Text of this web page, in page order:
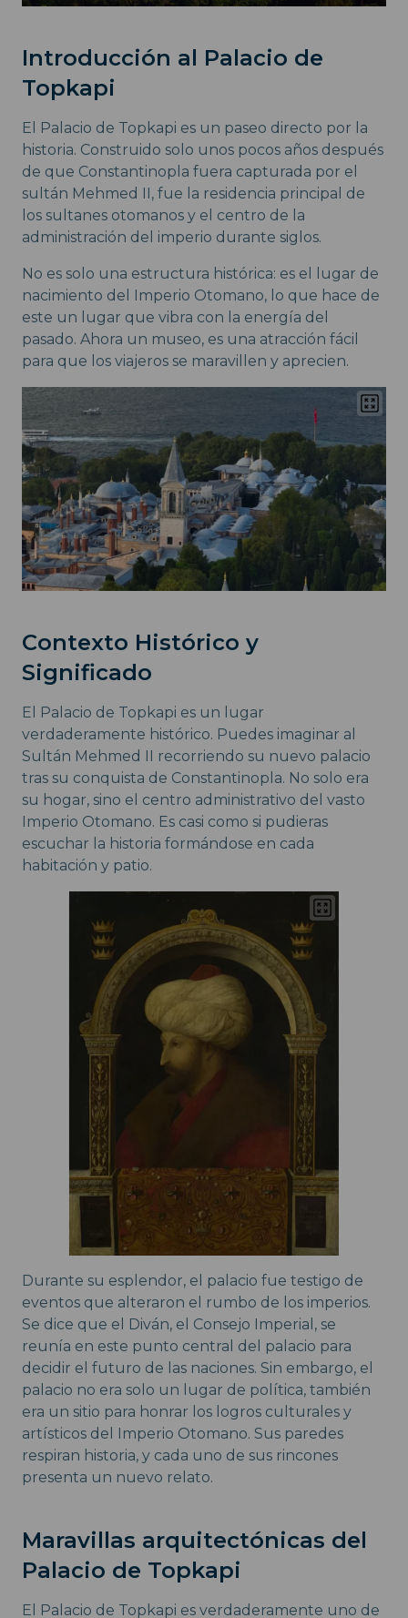
Introducción al Palacio de
Topkapi
El Palacio de Topkapi es un paseo directo por la
historia. Construido solo unos pocos años después
de que Constantinopla fuera capturada por el
sultán Mehmed II, fue la residencia principal de
los sultanes otomanos y el centro de la
administración del imperio durante siglos.
No es solo una estructura histórica: es el lugar de
nacimiento del Imperio Otomano, lo que hace de
este un lugar que vibra con la energía del
pasado. Ahora un museo, es una atracción fácil
para que los viajeros se maravillen y aprecien.
Contexto Histórico y
Significado
El Palacio de Topkapi es un lugar
verdaderamente histórico. Puedes imaginar al
Sultán Mehmed II recorriendo su nuevo palacio
tras su conquista de Constantinopla. No solo era
su hogar, sino el centro administrativo del vasto
Imperio Otomano. Es casi como si pudieras
escuchar la historia formándose en cada
habitación y patio.
Durante su esplendor, el palacio fue testigo de
eventos que alteraron el rumbo de los imperios.
Se dice que el Diván, el Consejo Imperial, se
reunía en este punto central del palacio para
decidir el futuro de las naciones. Sin embargo, el
palacio no era solo un lugar de política, también
era un sitio para honrar los logros culturales y
artísticos del Imperio Otomano. Sus paredes
respiran historia, y cada uno de sus rincones
presenta un nuevo relato.
Maravillas arquitectónicas del
Palacio de Topkapi
El Palacio de Topkapi es verdaderamente uno de